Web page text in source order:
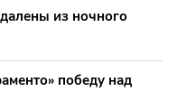
из ночного
победу над